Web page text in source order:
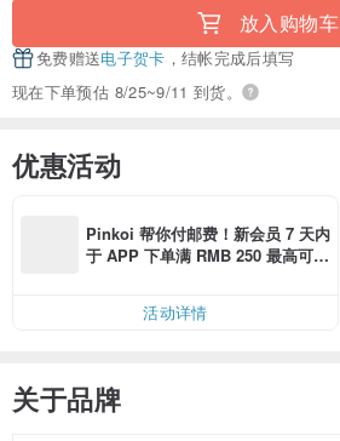
放入购物车
免费赠送电子贺卡 ，结帐完成后填写
现在下单预估 8/25~9/11 到货。
优惠活动
Pinkoi 帮你付邮费！新会员 7 天内
于 APP 下单满 RMB 250 最高可折
活动详情
关于品牌